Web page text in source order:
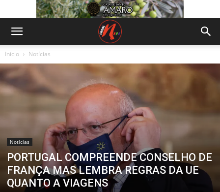
Início Notícias
Notícias
PORTUGAL COMPREENDE CONSELHO DE
FRANÇA MAS LEMBRA REGRAS DA UE
QUANTO A VIAGENS